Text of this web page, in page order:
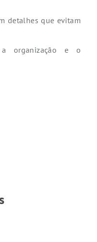
detalhes que evitam
a organização e o